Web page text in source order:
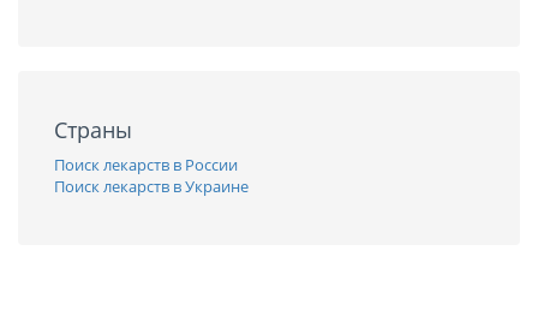
Страны
Поиск лекарств в России
Поиск лекарств в Украине